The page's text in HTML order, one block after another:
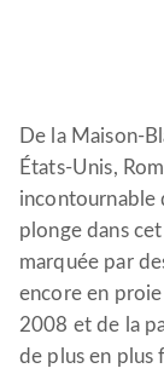
De la Maison-
États-Unis,
incontournable
plonge dans
marquée par
encore en
2008 et de la
de plus en plus